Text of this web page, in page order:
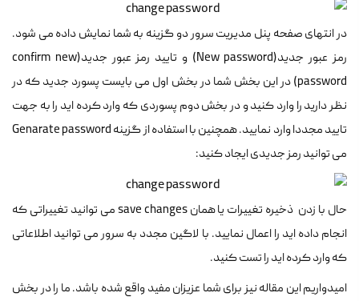
در انتهای صفحه پنل مدیریت سرور دو گزینه به شما نمایش داده می شود.
رمز عبور جدید(New password) و تایید رمز عبور جدید(confirm new
password) در این بخش شما در بخش اول می بایست پسورد جدید که در
نظر دارید را وارد کنید و در بخش دوم پسوردی که وارد کرده اید را به جهت
تایید مجددا وارد نمایید. همچنین با استفاده از گزینه Genarate password
می توانید رمز جدیدی ایجاد کنید:
حال با زدن ذخیره تغییرات یا همان save changes می توانید تغییراتی که
انجام داده اید را اعمال نمایید. با لاگین مجدد به سرور می توانید اطلاعاتی
که وارد کرده اید را تست کنید.
امیدواریم این مقاله نیز برای شما عزیزان مفید واقع شده باشد. ما را در بخش